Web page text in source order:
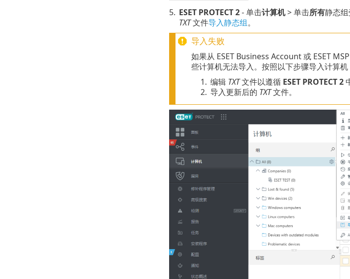
5. ESET PROTECT 2- 单击计算机> 单击所有静态
TXT文件导入静态组。
导入失败
如果从 ESET Business Account 或 ESET
些计算机无法导入。按照以下步骤导入计算机
1. 编辑 TXT文件以遵循 ESET PROTECT 2
2. 导入更新后的 TXT文件。